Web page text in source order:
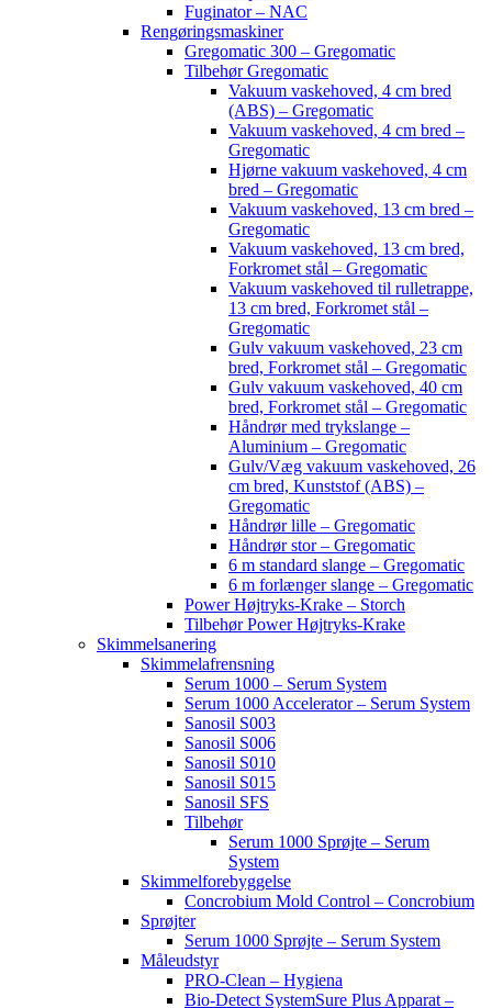
Fuginator – NAC
Rengøringsmaskiner
Gregomatic 300 – Gregomatic
Tilbehør Gregomatic
Vakuum vaskehoved, 4 cm bred
(ABS) – Gregomatic
Vakuum vaskehoved, 4 cm bred –
Gregomatic
Hjørne vakuum vaskehoved, 4 cm
bred – Gregomatic
Vakuum vaskehoved, 13 cm bred –
Gregomatic
Vakuum vaskehoved, 13 cm bred,
Forkromet stål – Gregomatic
Vakuum vaskehoved til rulletrappe,
13 cm bred, Forkromet stål –
Gregomatic
Gulv vakuum vaskehoved, 23 cm
bred, Forkromet stål – Gregomatic
Gulv vakuum vaskehoved, 40 cm
bred, Forkromet stål – Gregomatic
Håndrør med trykslange –
Aluminium – Gregomatic
Gulv/Væg vakuum vaskehoved, 26
cm bred, Kunststof (ABS) –
Gregomatic
Håndrør lille – Gregomatic
Håndrør stor – Gregomatic
6 m standard slange – Gregomatic
6 m forlænger slange – Gregomatic
Power Højtryks-Krake – Storch
Tilbehør Power Højtryks-Krake
Skimmelsanering
Skimmelafrensning
Serum 1000 – Serum System
Serum 1000 Accelerator – Serum System
Sanosil S003
Sanosil S006
Sanosil S010
Sanosil S015
Sanosil SFS
Tilbehør
Serum 1000 Sprøjte – Serum
System
Skimmelforebyggelse
Concrobium Mold Control – Concrobium
Sprøjter
Serum 1000 Sprøjte – Serum System
Måleudstyr
PRO-Clean – Hygiena
Bio-Detect SystemSure Plus Apparat –